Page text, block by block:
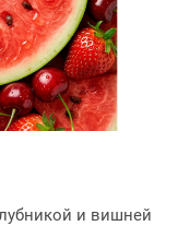
и вишней